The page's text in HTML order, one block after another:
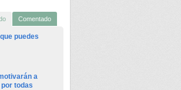
Comentado
puedes
a
todas